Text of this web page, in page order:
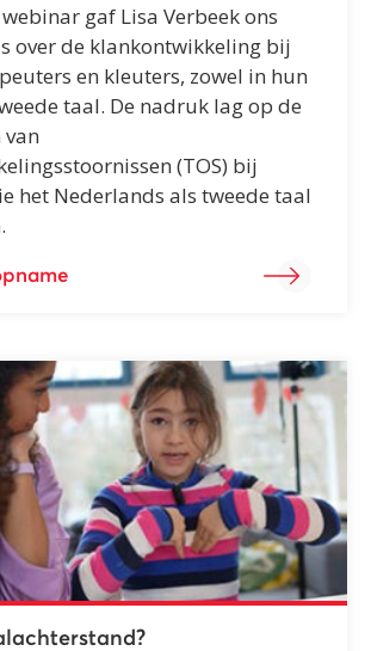
gaf Lisa Verbeek ons
over de klankontwikkeling bij
en kleuters, zowel in hun
taal. De nadruk lag op de
(TOS) bij
het Nederlands als tweede taal